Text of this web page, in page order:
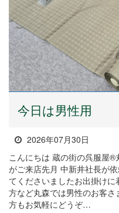
今日は男性用
2026年07月30日
こんにちは 蔵の街の呉服屋
がご来店先月 中新井社長が
てくださいましたお出掛け
方など丸森では男性のお客
方もお気軽にどうぞ…